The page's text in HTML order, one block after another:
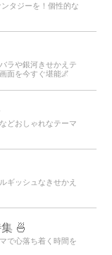
タジーを！個性的な
ラや銀河きせかえテ
面を今すぐ堪能🌌
どおしゃれなテーマ
ギッシュなきせかえ
🍜
で心落ち着く時間を